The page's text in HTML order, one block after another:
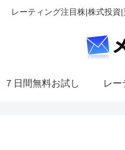
レーティング注目株|株式投
７日間無料お試し レー